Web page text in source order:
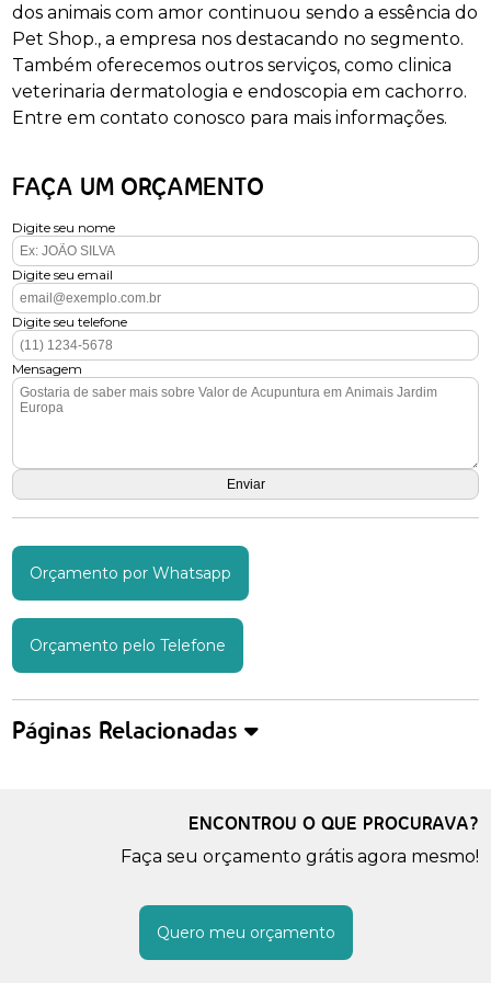
dos animais com amor continuou sendo a essência do
Pet Shop., a empresa nos destacando no segmento.
Também oferecemos outros serviços, como clinica
veterinaria dermatologia e endoscopia em cachorro.
Entre em contato conosco para mais informações.
FAÇA UM ORÇAMENTO
Digite seu nome
Digite seu email
Digite seu telefone
Mensagem
Orçamento por Whatsapp
Orçamento pelo Telefone
Páginas Relacionadas
ENCONTROU O QUE PROCURAVA?
Faça seu orçamento grátis agora mesmo!
Quero meu orçamento